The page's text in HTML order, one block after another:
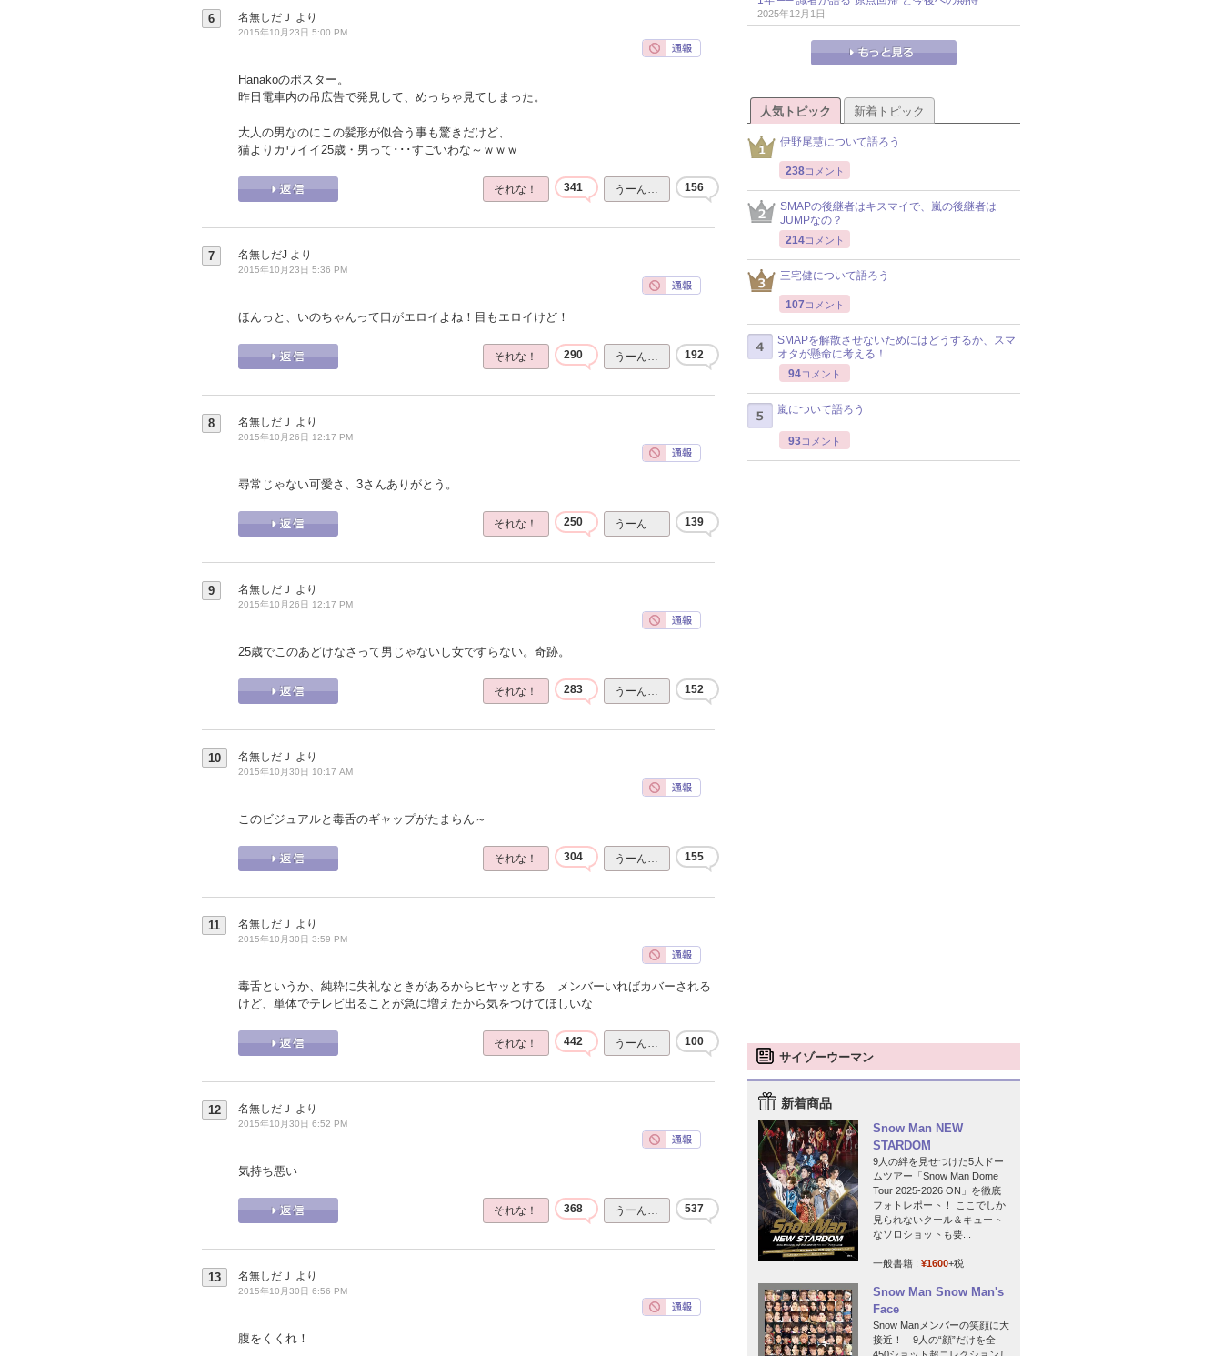
6 名無しだＪ より
2015年10月23日 5:00 PM
Hanakoのポスター。
昨日電車内の吊広告で発見して、めっちゃ見てしまった。
大人の男なのにこの髪形が似合う事も驚きだけど、
猫よりカワイイ25歳・男って･･･すごいわな～ｗｗｗ
それな！ 341 うーん… 156
7 名無しだJ より
2015年10月23日 5:36 PM
ほんっと、いのちゃんって口がエロイよね！目もエロイけど！
それな！ 290 うーん… 192
8 名無しだＪ より
2015年10月26日 12:17 PM
尋常じゃない可愛さ、3さんありがとう。
それな！ 250 うーん… 139
9 名無しだＪ より
2015年10月26日 12:17 PM
25歳でこのあどけなさって男じゃないし女ですらない。奇跡。
それな！ 283 うーん… 152
10 名無しだＪ より
2015年10月30日 10:17 AM
このビジュアルと毒舌のギャップがたまらん～
それな！ 304 うーん… 155
11 名無しだＪ より
2015年10月30日 3:59 PM
毒舌というか、純粋に失礼なときがあるからヒヤッとする メンバーいればカバーされる
けど、単体でテレビ出ることが急に増えたから気をつけてほしいな
それな！ 442 うーん… 100
12 名無しだＪ より
2015年10月30日 6:52 PM
気持ち悪い
それな！ 368 うーん… 537
13 名無しだＪ より
2015年10月30日 6:56 PM
腹をくくれ！
2025年12月1日
人気トピック 新着トピック
伊野尾慧について語ろう
238コメント
SMAPの後継者はキスマイで、嵐の後継者は
JUMPなの？
214コメント
三宅健について語ろう
107 コメント
SMAPを解散させないためにはどうするか、スマ
オタが懸命に考える！
94コメント
嵐について語ろう
93コメント
サイゾーウーマン
新着商品
Snow Man NEW
STARDOM
9人の絆を見せつけた5大ドー
ムツアー「Snow Man Dome
Tour 2025-2026 ON」を徹底
フォトレポート！ ここでしか
見られないクール＆キュート
なソロショットも要...
一般書籍 : ¥1600+税
Snow Man Snow Man's
Face
Snow Manメンバーの笑顔に大
接近！ 9人の“顔”だけを全